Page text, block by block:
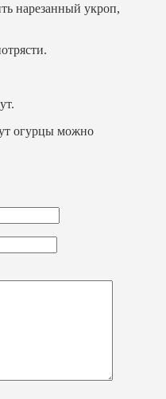
нарезанный укроп,
огурцы можно